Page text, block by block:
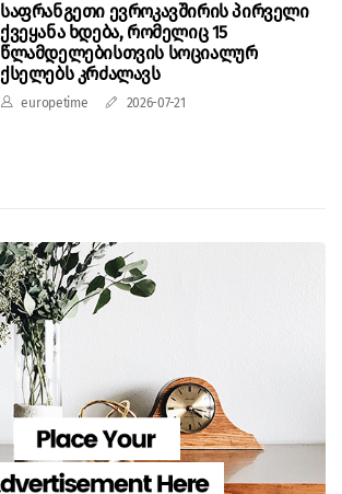
საფრანგეთი ევროკავშირის პირველი
ქვეყანა ხდება, რომელიც 15
წლამდელებისთვის სოციალურ
ქსელებს კრძალავს
europetime 2026-07-21